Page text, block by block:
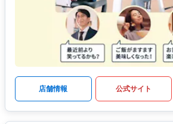
店舗情報 公式サイト